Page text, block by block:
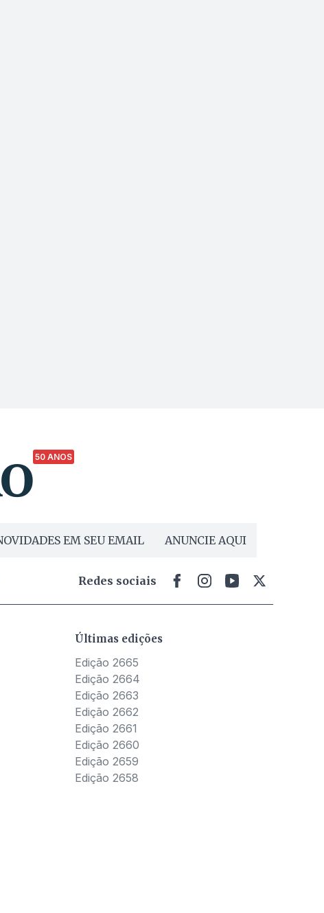
50 ANOS
EM SEU EMAIL ANUNCIE AQUI
Redes sociais
Últimas edições
Edição 2665
Edição 2664
Edição 2663
Edição 2662
Edição 2661
Edição 2660
Edição 2659
Edição 2658